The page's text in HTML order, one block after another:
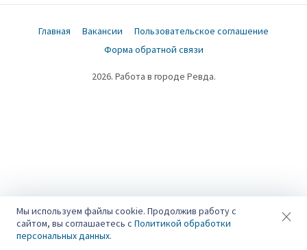
Главная Вакансии
Пользовательское соглашение
Форма обратной связи
2026. Работа в городе Ревда.
Мы используем файлы cookie. Продолжив работу с
сайтом, вы соглашаетесь с Политикой обработки
персональных данных.
×